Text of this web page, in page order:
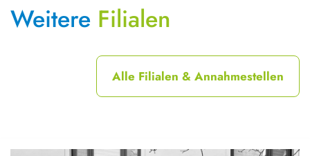
Weitere Filialen
Alle Filialen & Annahmestellen